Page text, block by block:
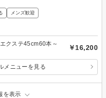
メンズ歓迎
クステ45cm60本～
￥16,200
メニューを見る
を表示